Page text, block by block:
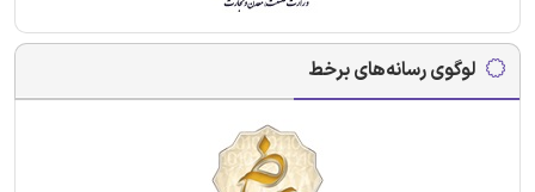
لوگوی رسانه‌های برخط